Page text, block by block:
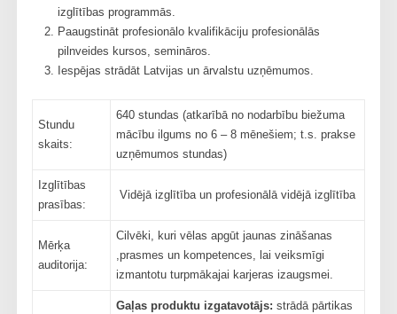
izglītības programmās.
Paaugstināt profesionālo kvalifikāciju profesionālās
pilnveides kursos, semināros.
Iespējas strādāt Latvijas un ārvalstu uzņēmumos.
Stundu
skaits:
640 stundas (atkarībā no nodarbību biežuma
mācību ilgums no 6 – 8 mēnešiem; t.s. prakse
uzņēmumos stundas)
Izglītības
prasības:
Vidējā izglītība un profesionālā vidējā izglītība
Mērķa
auditorija:
Cilvēki, kuri vēlas apgūt jaunas zināšanas
,prasmes un kompetences, lai veiksmīgi
izmantotu turpmākajai karjeras izaugsmei.
Gaļas produktu izgatavotājs:strādā pārtikas